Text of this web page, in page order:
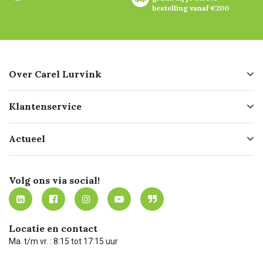
bestelling vanaf €200
Over Carel Lurvink
Geschiedenis
Missie
Werken bij Carel Lurvink
MVO
Klantenservice
Bezorgen
Mijn Carel Lurvink
Mijn Carel Lurvink instructievideo's
Carel Lurvink App
Hulp op afstand
Technische dienst
Actueel
Innovation LAB
Tevreden klanten
Carel Lurvink Blog
Carel de podcast
Volg ons via social!
Locatie en contact
Ma. t/m vr. : 8:15 tot 17:15 uur